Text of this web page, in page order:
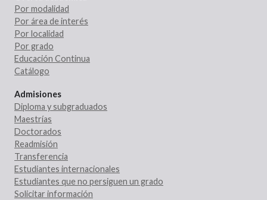
Por modalidad
Por área de interés
Por localidad
Por grado
Educación Continua
Catálogo
Admisiones
Diploma y subgraduados
Maestrías
Doctorados
Readmisión
Transferencia
Estudiantes internacionales
Estudiantes que no persiguen un grado
Solicitar información